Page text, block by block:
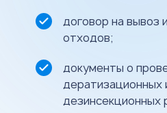
договор на вывоз
отходов;
документы о
дератизационных
дезинсекционных